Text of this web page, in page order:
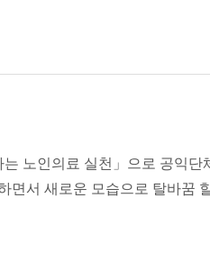
노인의료 실천」으로 공익단
면서 새로운 모습으로 탈바꿈